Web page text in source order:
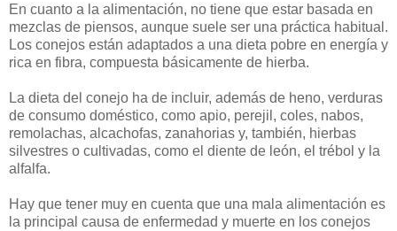
En cuanto a la alimentación, no tiene que estar basada en
mezclas de piensos, aunque suele ser una práctica habitual.
Los conejos están adaptados a una dieta pobre en energía y
rica en fibra, compuesta básicamente de hierba.
La dieta del conejo ha de incluir, además de heno, verduras
de consumo doméstico, como apio, perejil, coles, nabos,
remolachas, alcachofas, zanahorias y, también, hierbas
silvestres o cultivadas, como el diente de león, el trébol y la
alfalfa.
Hay que tener muy en cuenta que una mala alimentación es
la principal causa de enfermedad y muerte en los conejos